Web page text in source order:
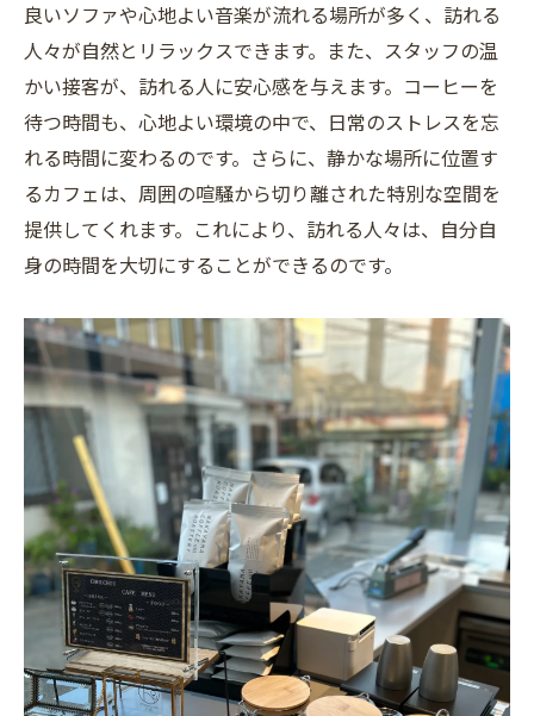
大阪で見つける隠れ家カフェ
心を癒すコーヒーの魅力
隠れ家的な雰囲気のカフェ
大阪のカフェで特別な体験を
静かなカフェで心を休める時間
コーヒーを楽しむための隠れスポット
大阪府の隠れ家カフェ巡り静かな空間で過ごす
リラックスタイム
隠れ家カフェ巡りの旅路
静かなカフェで心を癒す
大阪の隠れ家で過ごす特別な時間
リラックスできるカフェの見つけ方
大阪府内の静寂スポット
心安らぐリラックスタイムの過ごし方
良いソファや心地よい音楽が流れる場所が多く、訪れる
人々が自然とリラックスできます。また、スタッフの温
かい接客が、訪れる人に安心感を与えます。コーヒーを
待つ時間も、心地よい環境の中で、日常のストレスを忘
れる時間に変わるのです。さらに、静かな場所に位置す
るカフェは、周囲の喧騒から切り離された特別な空間を
提供してくれます。これにより、訪れる人々は、自分自
身の時間を大切にすることができるのです。